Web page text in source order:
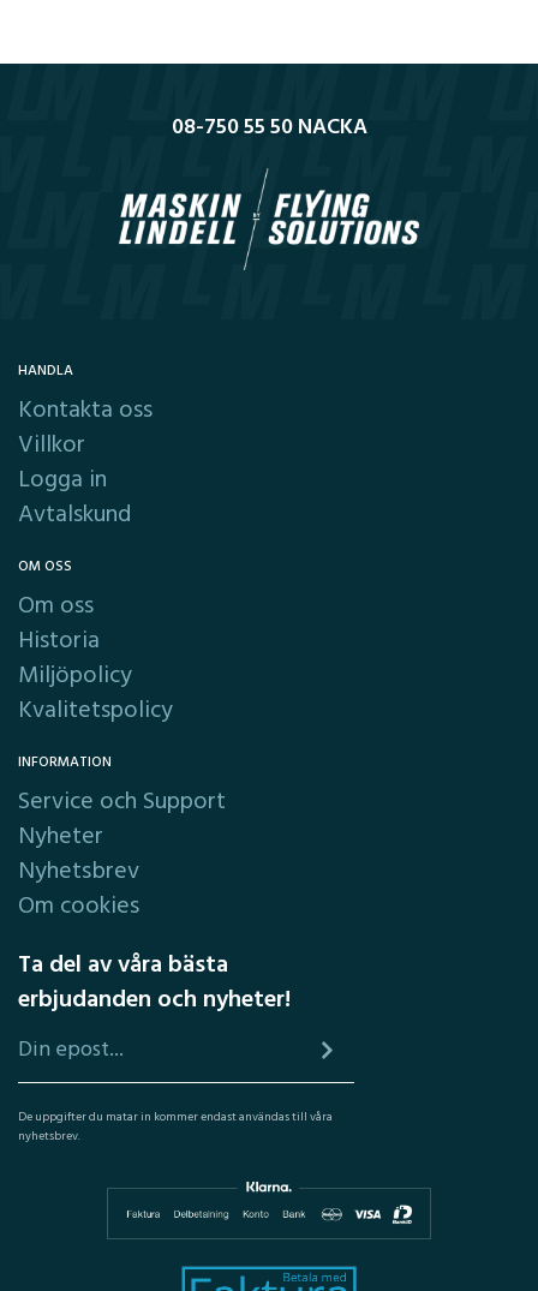
08-750 55 50 NACKA
HANDLA
Kontakta oss
Villkor
Logga in
Avtalskund
OM OSS
Om oss
Historia
Miljöpolicy
Kvalitetspolicy
INFORMATION
Service och Support
Nyheter
Nyhetsbrev
Om cookies
Ta del av våra bästa
erbjudanden och nyheter!
De uppgifter du matar in kommer endast användas till våra
nyhetsbrev.